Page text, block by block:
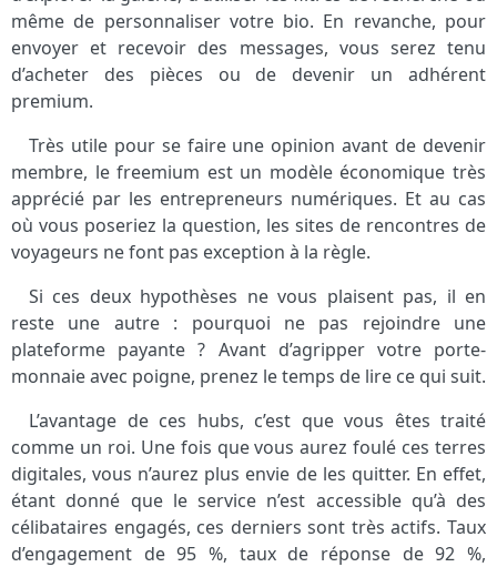
même de personnaliser votre bio. En revanche, pour
envoyer et recevoir des messages, vous serez tenu
d’acheter des pièces ou de devenir un adhérent
premium.
Très utile pour se faire une opinion avant de devenir
membre, le freemium est un modèle économique très
apprécié par les entrepreneurs numériques. Et au cas
où vous poseriez la question, les sites de rencontres de
voyageurs ne font pas exception à la règle.
Si ces deux hypothèses ne vous plaisent pas, il en
reste une autre : pourquoi ne pas rejoindre une
plateforme payante ? Avant d’agripper votre porte-
monnaie avec poigne, prenez le temps de lire ce qui suit.
L’avantage de ces hubs, c’est que vous êtes traité
comme un roi. Une fois que vous aurez foulé ces terres
digitales, vous n’aurez plus envie de les quitter. En effet,
étant donné que le service n’est accessible qu’à des
célibataires engagés, ces derniers sont très actifs. Taux
d’engagement de 95 %, taux de réponse de 92 %,